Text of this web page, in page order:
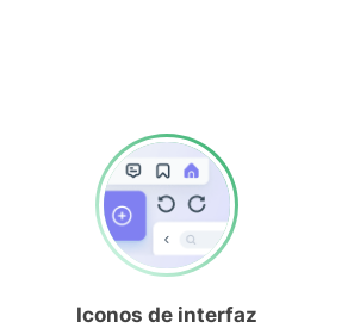
Iconos de interfaz